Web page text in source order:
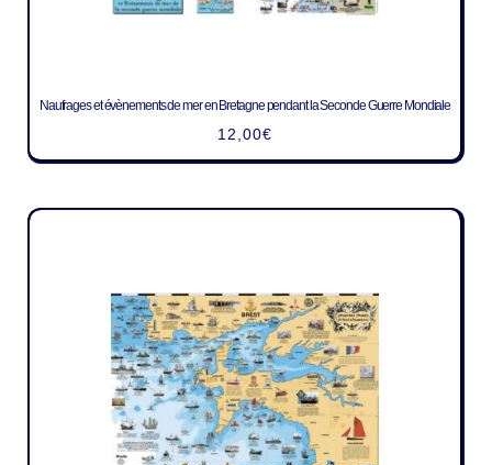
Naufrages et évènements de mer en Bretagne pendant la Seconde Guerre Mondiale
12,00€